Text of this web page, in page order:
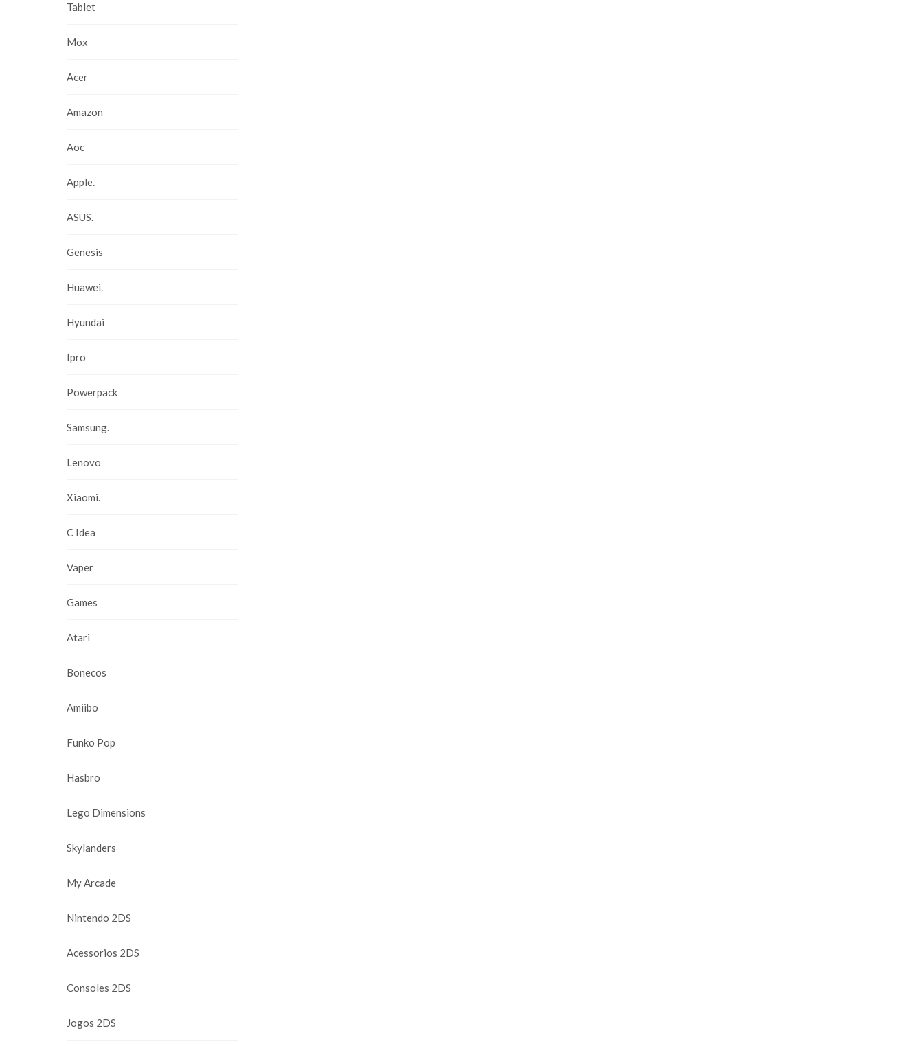
Tablet
Mox
Acer
Amazon
Aoc
Apple.
ASUS.
Genesis
Huawei.
Hyundai
Ipro
Powerpack
Samsung.
Lenovo
Xiaomi.
C Idea
Vaper
Games
Atari
Bonecos
Amiibo
Funko Pop
Hasbro
Lego Dimensions
Skylanders
My Arcade
Nintendo 2DS
Acessorios 2DS
Consoles 2DS
Jogos 2DS